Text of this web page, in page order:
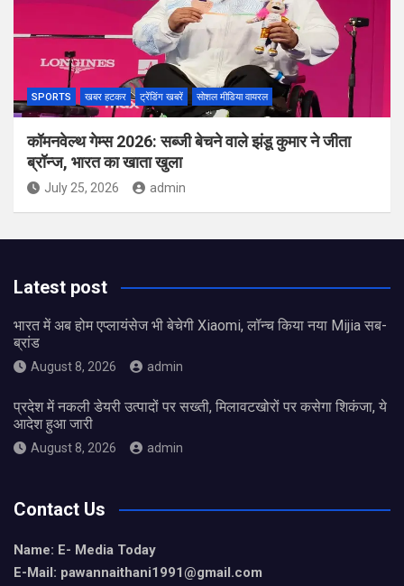
SPORTS खबर हटकर ट्रेंडिंग खबरें सोशल मीडिया वायरल
कॉमनवेल्थ गेम्स 2026: सब्जी बेचने वाले झंडू कुमार ने जीता
ब्रॉन्ज, भारत का खाता खुला
July 25, 2026 admin
Latest post
भारत में अब होम एप्लायंसेज भी बेचेगी Xiaomi, लॉन्च किया नया Mijia सब-
ब्रांड
August 8, 2026 admin
प्रदेश में नकली डेयरी उत्पादों पर सख्ती, मिलावटखोरों पर कसेगा शिकंजा, ये
आदेश हुआ जारी
August 8, 2026 admin
Contact Us
Name: E- Media Today
E-Mail: pawannaithani1991@gmail.com